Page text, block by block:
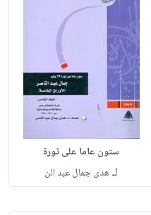
ستون عاما على ثورة
لـ هدى جمال عبد الن